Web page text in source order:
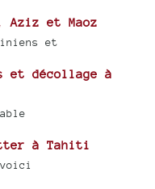
Aziz et Maoz
et
et décollage à
à Tahiti